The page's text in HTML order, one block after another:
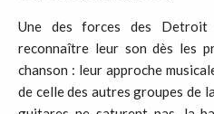
Une des forces des Detroit
reconnaître leur son dès les
chanson : leur approche
de celle des autres groupes de